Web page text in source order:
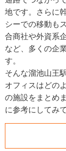
地です。さらに
シーでの移動も
合商社や外資系
など、多くの企
す。
そんな溜池山王
オフィスはどの
の施設をまとめ
に参考にしてみ